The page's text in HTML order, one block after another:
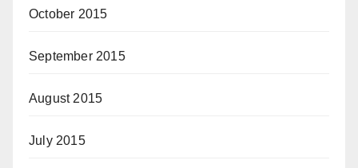
October 2015
September 2015
August 2015
July 2015